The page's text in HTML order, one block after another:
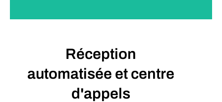
Réception
automatisée et centre
d'appels